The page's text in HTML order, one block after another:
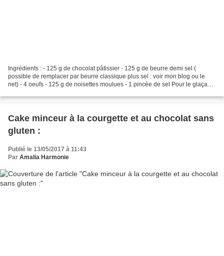
Ingrédients : - 125 g de chocolat pâtissier - 125 g de beurre demi sel (
possible de remplacer par beurre classique plus sel : voir mon blog ou le
net) - 4 oeufs - 125 g de noisettes moulues - 1 pincée de sel Pour le glaçage
Cake minceur à la courgette et au chocolat sans
gluten :
Publié le 13/05/2017 à 11:43
Par Amalia Harmonie